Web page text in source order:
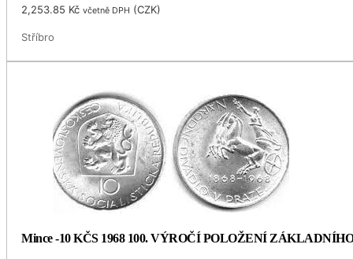
2,253.85 Kč včetně DPH (CZK)
Stříbro
Mince -10 KČS 1968 100. VÝROČÍ POLOŽENÍ